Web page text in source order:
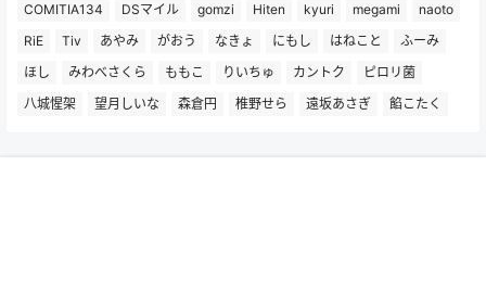
COMITIA134
DSマイル gomzi Hiten kyuri megami
naoto
RiE
Tiv あやみ がおう なきょ にもし はねこと
ふーみ
ほし
みわべさくら ももこ りいちゅ カントク
ピロリ菌
八城惺架
望月しいな 森倉円 椎野せら 遠坂あさぎ 餡こたく